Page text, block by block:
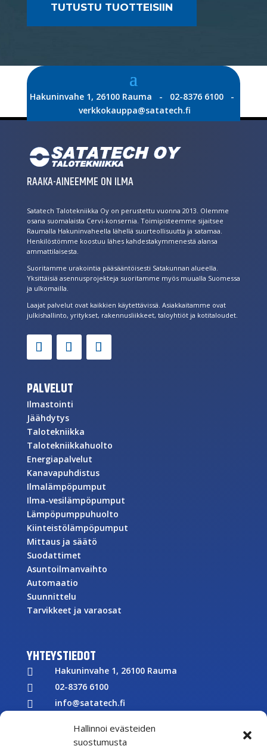
Hallinnoi evästeiden
suostumusta
TUTUSTU TUOTTEISIIN
Hakuninvahe 1, 26100 Rauma - 02-8376 6100 -
verkkokauppa@satatech.fi
RAAKA-AINEEMME ON ILMA
Satatech Talotekniikka Oy on perustettu vuonna 2013. Olemme
osana suomalaista Cervi-konsernia. Toimipisteemme sijaitsee
Raumalla Hakuninvaheella lähellä suurteollisuutta ja satamaa.
Henkilöstömme koostuu lähes kahdestakymmenestä alansa
ammattilaisesta.
Suoritamme urakointia pääsääntöisesti Satakunnan alueella.
Yksittäisiä asennusprojekteja suoritamme myös muualla Suomessa
ja ulkomailla.
Laajat palvelut ovat kaikkien käytettävissä. Asiakkaitamme ovat
julkishallinto, yritykset, rakennusliikkeet, taloyhtiöt ja kotitaloudet.
PALVELUT
Ilmastointi
Jäähdytys
Talotekniikka
Talotekniikkahuolto
Energiapalvelut
Kanavapuhdistus
Ilmalämpöpumput
Ilma-vesilämpöpumput
Lämpöpumppuhuolto
Kiinteistölämpöpumput
Mittaus ja säätö
Suodattimet
Asuntoilmanvaihto
Automaatio
Suunnittelu
Tarvikkeet ja varaosat
YHTEYSTIEDOT
 Hakuninvahe 1, 26100 Rauma
 02-8376 6100
 info@satatech.fi
Y-tunnus: 2575266-3